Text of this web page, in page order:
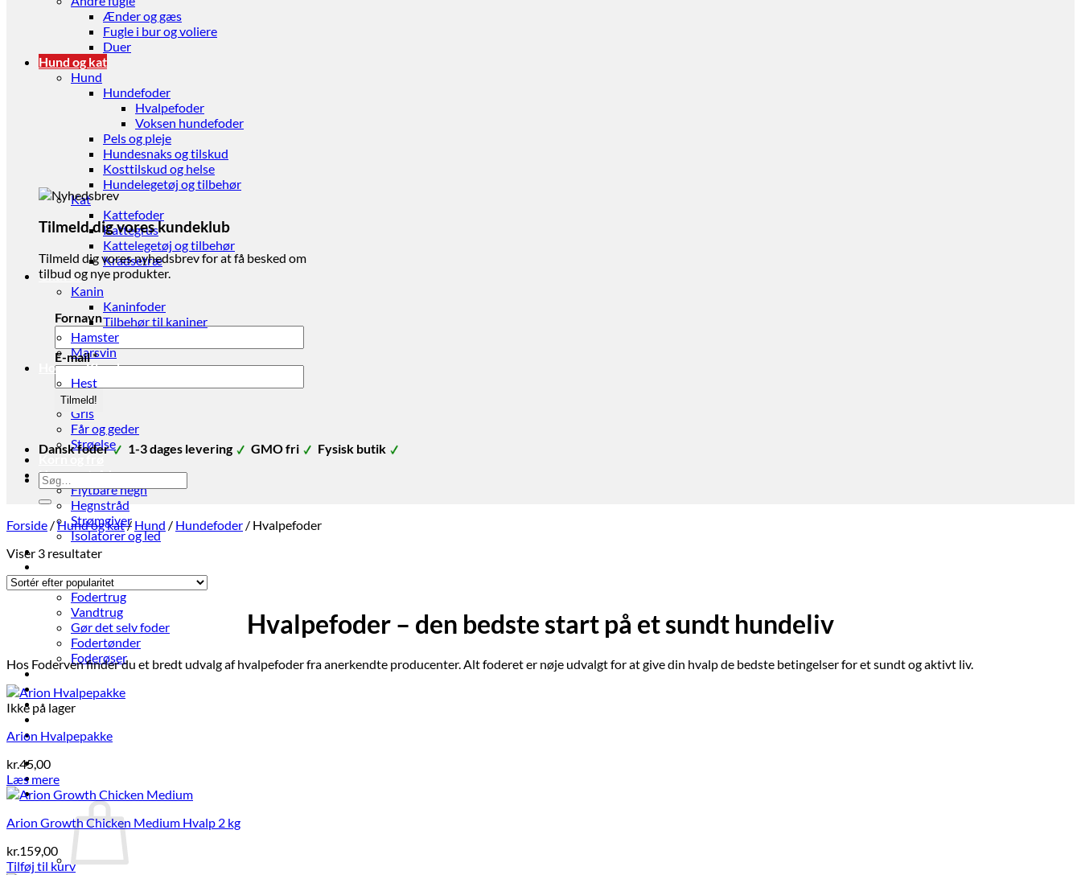
Ænder og gæs
Fugle i bur og voliere
Duer
Hund og kat
Hund
Hundefoder
Hvalpefoder
Voksen hundefoder
Pels og pleje
Hundesnaks og tilskud
Kosttilskud og helse
Hundelegetøj og tilbehør
Kat
Kattefoder
Kattegrus
Kattelegetøj og tilbehør
Kradsetræ
Gnaver
Kanin
Kaninfoder
Tilbehør til kaniner
Hamster
Marsvin
Hov- og Klovdyr
Hest
Ko
Gris
Får og geder
Strøelse
Korn og frø
Hegn og tråd
Flytbare hegn
Hegnstråd
Strømgiver
Isolatorer og led
Strøelse
Hønsehuse
Fodertrug
Vandtrug
Gør det selv foder
Fodertønder
Foderøser
Hygiejne
Skadedyr
Brands
Økologi
Tilbud
Log ind
Kurv /kr.0,000
Tilmeld dig vores kundeklub
Tilmeld dig vores nyhedsbrev for at få besked om
tilbud og nye produkter.
Fornavn
E-mail*
Dansk foder 1-3 dages levering GMO fri
Fysisk butik
Søg
efter:
Forside /Hund og kat/ Hund / Hundefoder / Hvalpefoder
Viser 3 resultaterSorteret
popularitet
Hvalpefoder – den bedste start på et sundt hundeliv
Hos Foderven finder du et bredt udvalg af hvalpefoder fra anerkendte producenter. Alt foderet er nøje udvalgt for at give din hvalp de bedste betingelser for et sundt og aktivt liv.
Ikke på lager
Arion Hvalpepakke
kr.45,00
Læs mere
Arion Growth Chicken Medium Hvalp 2 kg
kr.159,00
Tilføj til kurv